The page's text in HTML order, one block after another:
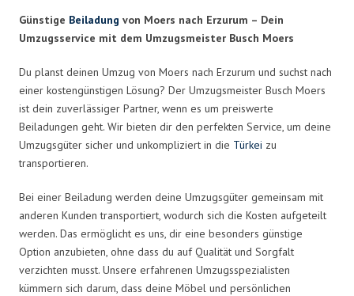
Günstige Beiladung von Moers nach Erzurum – Dein
Umzugsservice mit dem Umzugsmeister Busch Moers
Du planst deinen Umzug von Moers nach Erzurum und suchst nach
einer kostengünstigen Lösung? Der Umzugsmeister Busch Moers
ist dein zuverlässiger Partner, wenn es um preiswerte
Beiladungen geht. Wir bieten dir den perfekten Service, um deine
Umzugsgüter sicher und unkompliziert in die Türkei zu
transportieren.
Bei einer Beiladung werden deine Umzugsgüter gemeinsam mit
anderen Kunden transportiert, wodurch sich die Kosten aufgeteilt
werden. Das ermöglicht es uns, dir eine besonders günstige
Option anzubieten, ohne dass du auf Qualität und Sorgfalt
verzichten musst. Unsere erfahrenen Umzugsspezialisten
kümmern sich darum, dass deine Möbel und persönlichen